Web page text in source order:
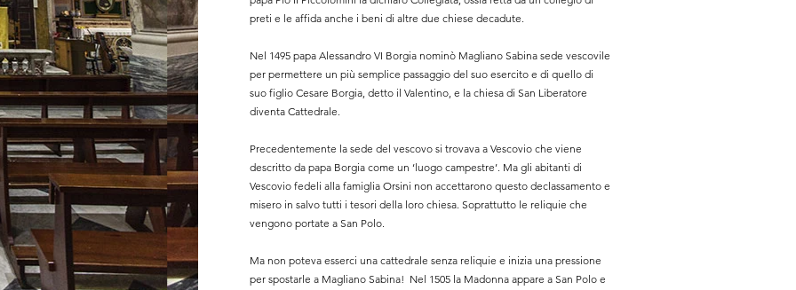
preti e le affida anche i beni di altre due chiese decadute.
Nel 1495 papa Alessandro VI Borgia nominò Magliano Sabina sede vescovile
per permettere un più semplice passaggio del suo esercito e di quello di
suo figlio Cesare Borgia, detto il Valentino, e la chiesa di San Liberatore
diventa Cattedrale.
Precedentemente la sede del vescovo si trovava a Vescovio che viene
descritto da papa Borgia come un ‘luogo campestre’. Ma gli abitanti di
Vescovio fedeli alla famiglia Orsini non accettarono questo declassamento e
misero in salvo tutti i tesori della loro chiesa. Soprattutto le reliquie che
vengono portate a San Polo.
Ma non poteva esserci una cattedrale senza reliquie e inizia una pressione
per spostarle a Magliano Sabina! Nel 1505 la Madonna appare a San Polo e